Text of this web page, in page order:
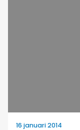
16 januari 2014